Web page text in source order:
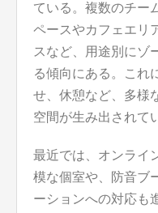
ている。複数のチー
ペースやカフェエリ
スなど、用途別にゾ
る傾向にある。これ
せ、休憩など、多様
空間が生み出されて
最近では、オンライ
模な個室や、防音ブ
ーションへの対応も